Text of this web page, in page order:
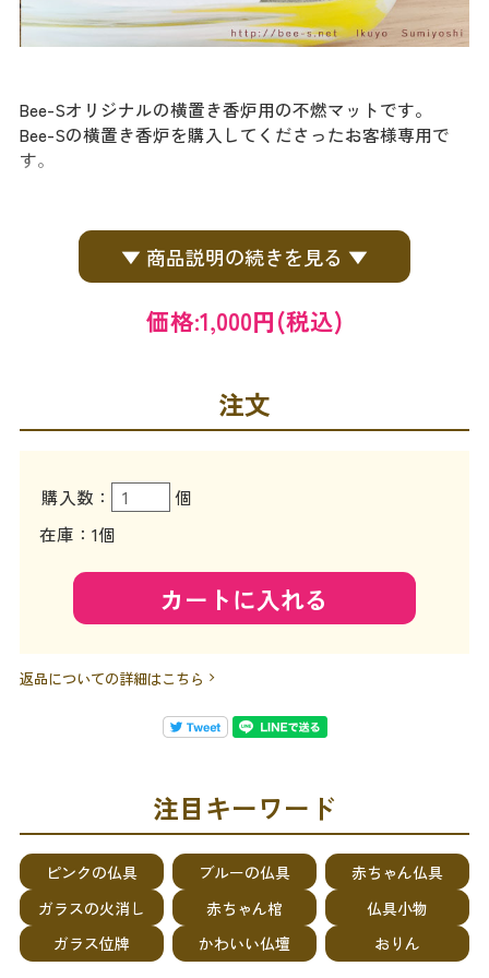
Bee-Sオリジナルの横置き香炉用の不燃マットです。
Bee-Sの横置き香炉を購入してくださったお客様専用で
す。
▼ 商品説明の続きを見る ▼
価格:1,000円(税込)
注文
購入数：
個
在庫
1個
返品についての詳細はこちら
注目キーワード
ピンクの仏具 ブルーの仏具
赤ちゃん仏具
ガラスの火消し
赤ちゃん棺
仏具小物
ガラス位牌
かわいい仏壇 おりん